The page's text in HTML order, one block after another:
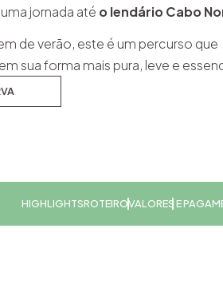
jornada até o lendário Cabo
de verão, este é um percurso que
sua forma mais pura, leve e
HIGHLIGHTSROTEIROVALORES E